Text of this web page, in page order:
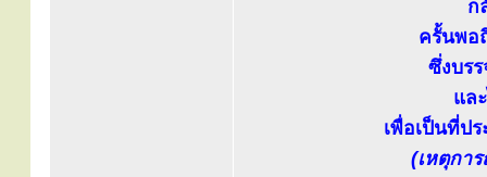
ก
ครั้นพอ
ซึ่งบร
แล
เพื่อเป็นที่ป
(เหตุกา